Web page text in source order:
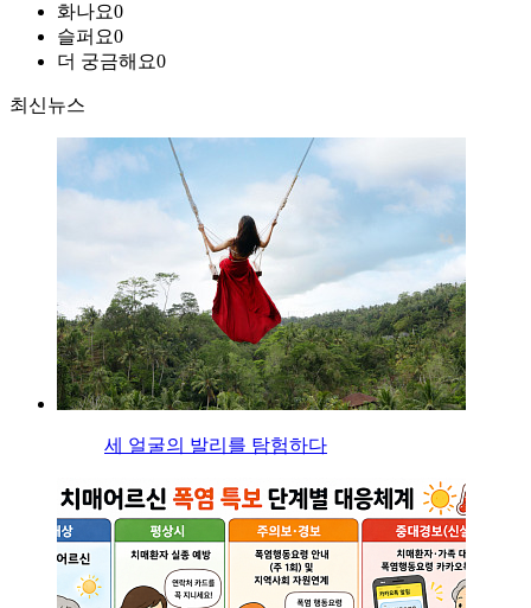
화나요0
슬퍼요0
더 궁금해요0
최신뉴스
세 얼굴의 발리를 탐험하다